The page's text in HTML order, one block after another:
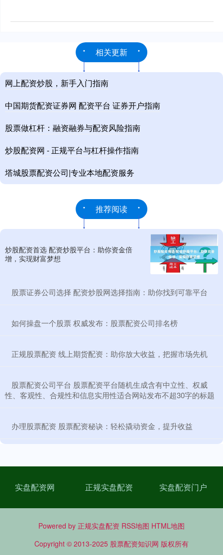
相关更新
网上配资炒股，新手入门指南
中国期货配资证券网 配资平台 证券开户指南
股票做杠杆：融资融券与配资风险指南
炒股配资网 - 正规平台与杠杆操作指南
塔城股票配资公司|专业本地配资服务
推荐阅读
炒股配资首选 配资炒股平台：助你资金倍
增，实现财富梦想
​股票证券公司选择 配资炒股网选择指南：助你找到可靠平台
​如何操盘一个股票 权威发布：股票配资公司排名榜
​正规股票配资 线上期货配资：助你放大收益，把握市场先机
​股票配资公司平台 股票配资平台随机生成含有中立性、权威
性、客观性、合规性和信息实用性适合网站发布不超30字的标题
​办理股票配资 股票配资秘诀：轻松撬动资金，提升收益
实盘配资网 正规实盘配资 实盘配资门户
Powered by 正规实盘配资 RSS地图 HTML地图
Copyright © 2013-2025 股票配资知识网 版权所有